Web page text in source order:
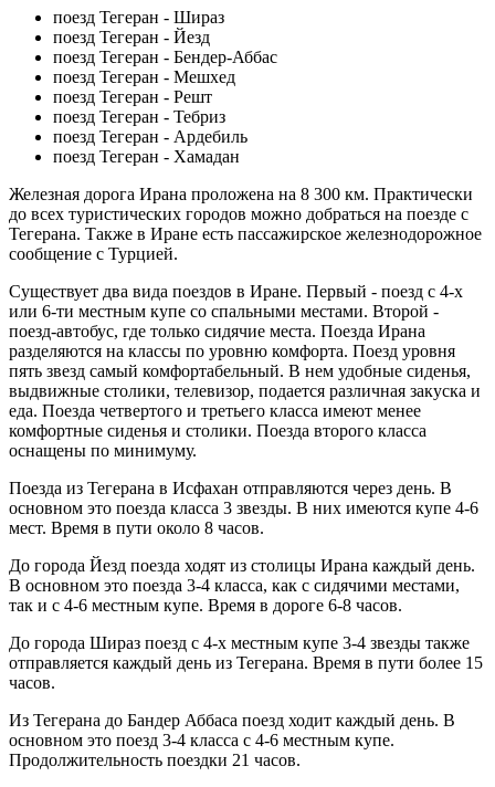
поезд Тегеран - Шираз
поезд Тегеран - Йезд
поезд Тегеран - Бендер-Аббас
поезд Тегеран - Мешхед
поезд Тегеран - Решт
поезд Тегеран - Тебриз
поезд Тегеран - Ардебиль
поезд Тегеран - Хамадан
Железная дорога Ирана проложена на 8 300 км. Практически
до всех туристических городов можно добраться на поезде с
Тегерана. Также в Иране есть пассажирское железнодорожное
сообщение с Турцией.
Существует два вида поездов в Иране. Первый - поезд с 4-х
или 6-ти местным купе со спальными местами. Второй -
поезд-автобус, где только сидячие места. Поезда Ирана
разделяются на классы по уровню комфорта. Поезд уровня
пять звезд самый комфортабельный. В нем удобные сиденья,
выдвижные столики, телевизор, подается различная закуска и
еда. Поезда четвертого и третьего класса имеют менее
комфортные сиденья и столики. Поезда второго класса
оснащены по минимуму.
Поезда из Тегерана в Исфахан отправляются через день. В
основном это поезда класса 3 звезды. В них имеются купе 4-6
мест. Время в пути около 8 часов.
До города Йезд поезда ходят из столицы Ирана каждый день.
В основном это поезда 3-4 класса, как с сидячими местами,
так и с 4-6 местным купе. Время в дороге 6-8 часов.
До города Шираз поезд с 4-х местным купе 3-4 звезды также
отправляется каждый день из Тегерана. Время в пути более 15
часов.
Из Тегерана до Бандер Аббаса поезд ходит каждый день. В
основном это поезд 3-4 класса с 4-6 местным купе.
Продолжительность поездки 21 часов.